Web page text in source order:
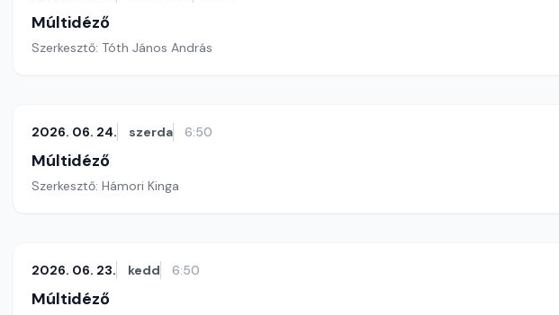
Múltidéző
Szerkesztő: Tóth János András
2026. 06. 24. szerda 6:50
Múltidéző
Szerkesztő: Hámori Kinga
2026. 06. 23. kedd 6:50
Múltidéző